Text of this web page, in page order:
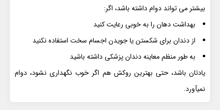
بیشتر می تواند دوام داشته باشد، اگر:
بهداشت دهان را به خوبی رعایت کنید
از دندان برای شکستن یا جویدن اجسام سخت استفاده نکنید
به طور منظم معاینه دندان پزشکی داشته باشید
یادتان باشد، حتی بهترین روکش هم اگر خوب نگهداری نشود، دوام
نمیآورد.